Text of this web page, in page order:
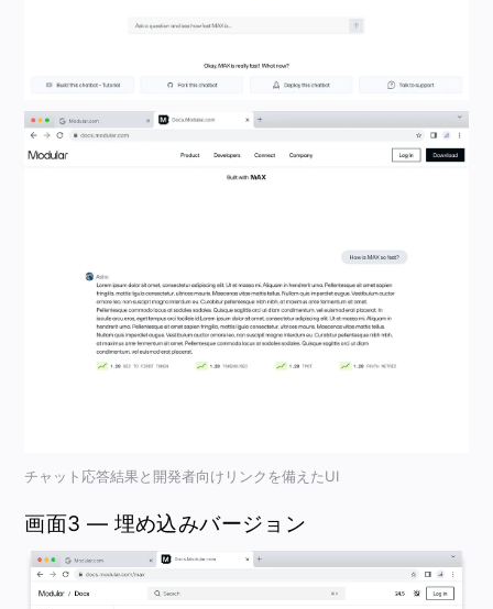
チャット応答結果と開発者向けリンクを備えたUI
画面3 — 埋め込みバージョン